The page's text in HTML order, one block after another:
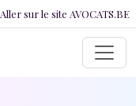
Lien vers
Aller sur le site AVOCATS.BE